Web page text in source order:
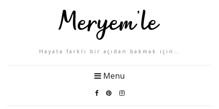
Hayata farklı bir açıdan bakmak için…
Menu